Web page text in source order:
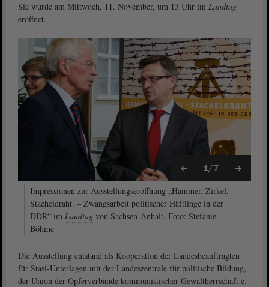
Sie wurde am Mittwoch, 11. November, um 13 Uhr im Landtag
eröffnet.
1/7
Impressionen zur Ausstellungseröffnung „Hammer. Zirkel.
Stacheldraht. – Zwangsarbeit politischer Häftlinge in der
DDR“ im Landtag von Sachsen-Anhalt. Foto: Stefanie
Böhme
Die Ausstellung entstand als Kooperation der Landesbeauftragten
für Stasi-Unterlagen mit der Landeszentrale für politische Bildung,
der Union der Opferverbände kommunistischer Gewaltherrschaft e.